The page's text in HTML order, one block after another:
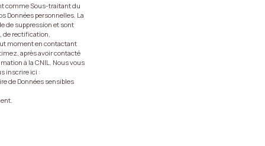
comme Sous-traitant du
Données personnelles. La
de suppression et sont
de rectification,
moment en contactant
après avoir contacté
à la CNIL. Nous vous
inscrire ici :
de Données sensibles